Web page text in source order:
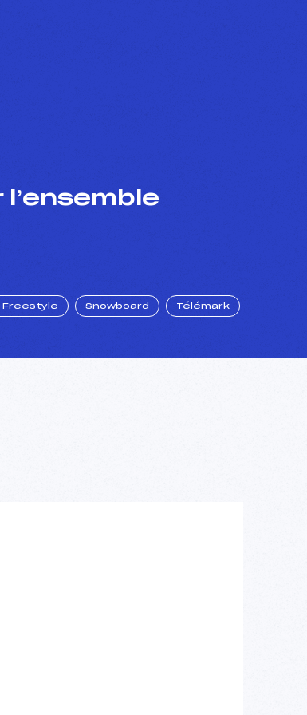
Freestyle Snowboard Télémark